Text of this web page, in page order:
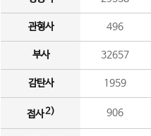
관형사 496
부사 32657
감탄사 1959
접사2) 906